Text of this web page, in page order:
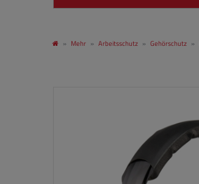
Mehr Arbeitsschutz Gehörschutz